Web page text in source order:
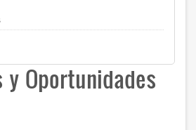
y Oportunidades